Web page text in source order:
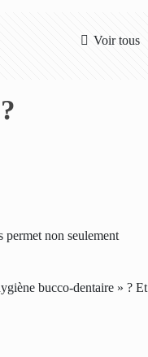
Voir tous
permet non seulement
bucco-dentaire » ? Et